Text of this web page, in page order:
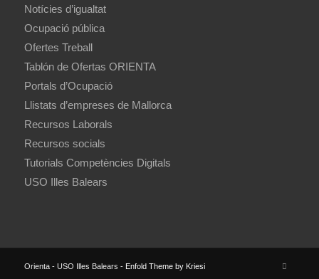
Notícies d’igualtat
Ocupació pública
Ofertes Treball
Tablón de Ofertas ORIENTA
Portals d’Ocupació
Llistats d’empreses de Mallorca
Recursos Laborals
Recursos socials
Tutorials Competències Digitals
USO Illes Balears
Orienta - USO Illes Balears - Enfold Theme by Kriesi